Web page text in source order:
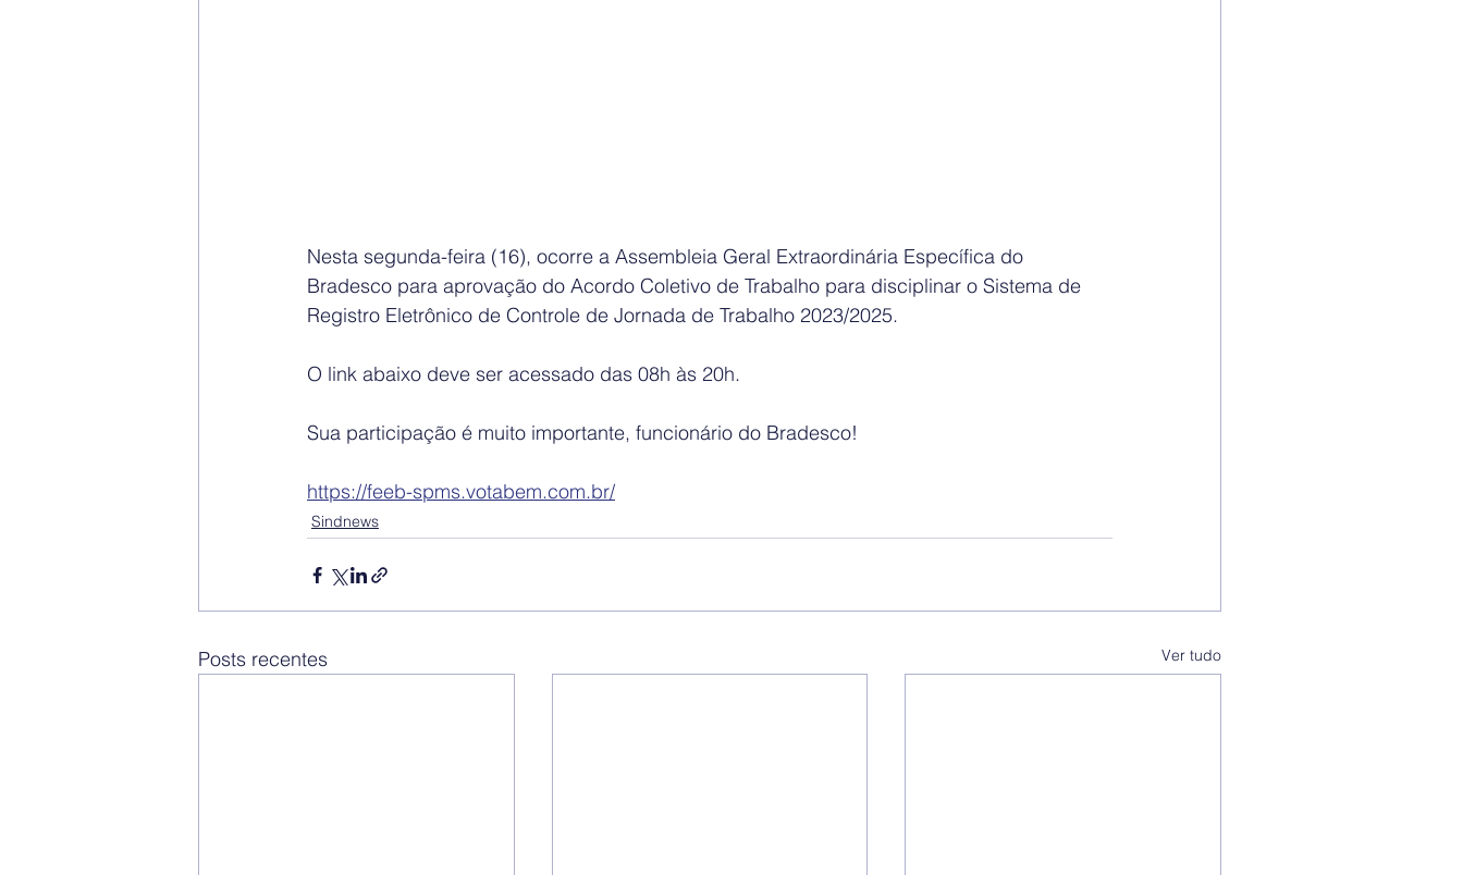
Nesta segunda-feira (16), ocorre a Assembleia Geral Extraordinária Específica do
Bradesco para aprovação do Acordo Coletivo de Trabalho para disciplinar o Sistema de
Registro Eletrônico de Controle de Jornada de Trabalho 2023/2025.
O link abaixo deve ser acessado das 08h às 20h.
Sua participação é muito importante, funcionário do Bradesco!
https://feeb-spms.votabem.com.br/
Sindnews
Posts recentes Ver tudo